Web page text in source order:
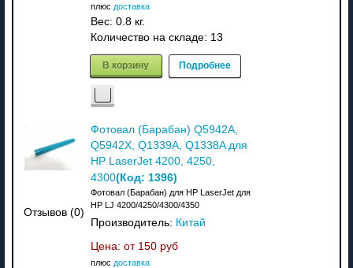
плюс доставка
Вес: 0.8 кг.
Количество на складе: 13
В корзину Подробнее
Отзывов (0)
Фотовал (Барабан) Q5942A,
Q5942X, Q1339A, Q1338A для
HP LaserJet 4200, 4250,
4300(Код: 1396)
Фотовал (Барабан) для HP LaserJet для
HP LJ 4200/4250/4300/4350
Производитель: Китай
Цена: от 150 руб
плюс доставка